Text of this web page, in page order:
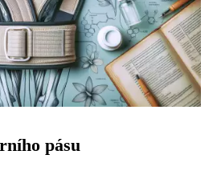
pásu